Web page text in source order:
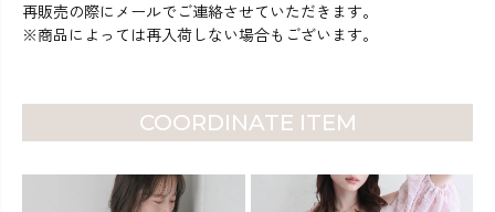
再販売の際にメールでご連絡させていただきます。
※商品によっては再入荷しない場合もございます。
COORDINATE ITEM